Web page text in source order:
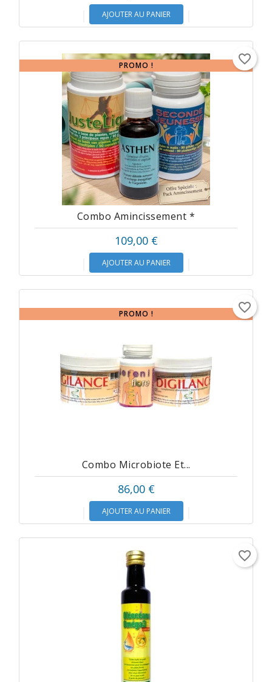
AJOUTER AU PANIER
PROMO !
Combo Amincissement *
109,00 €
AJOUTER AU PANIER
favorite_border
PROMO !
Combo Microbiote Et...
86,00 €
AJOUTER AU PANIER
favorite_border
favorite_border